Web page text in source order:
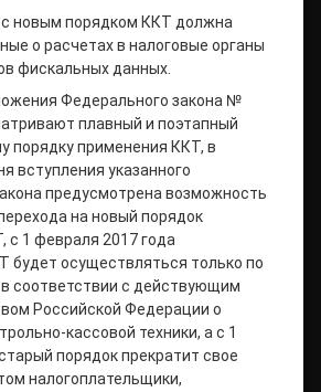
с новым порядком ККТ должна
о расчетах в налоговые органы
фискальных данных.
Федерального закона №
плавный и поэтапный
порядку применения ККТ, в
вступления указанного
предусмотрена возможность
на новый порядок
с 1 февраля 2017 года
будет осуществляться только по
соответствии с действующим
Российской Федерации о
кассовой техники, а с 1
порядок прекратит свое
налогоплательщики,